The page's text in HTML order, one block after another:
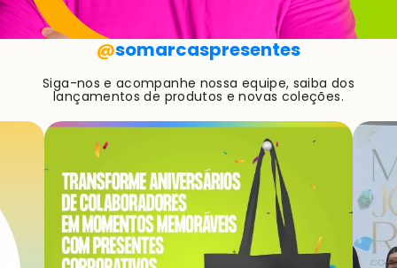
@somarcaspresentes
Siga-nos e acompanhe nossa equipe, saiba dos
lançamentos de produtos e novas coleções.